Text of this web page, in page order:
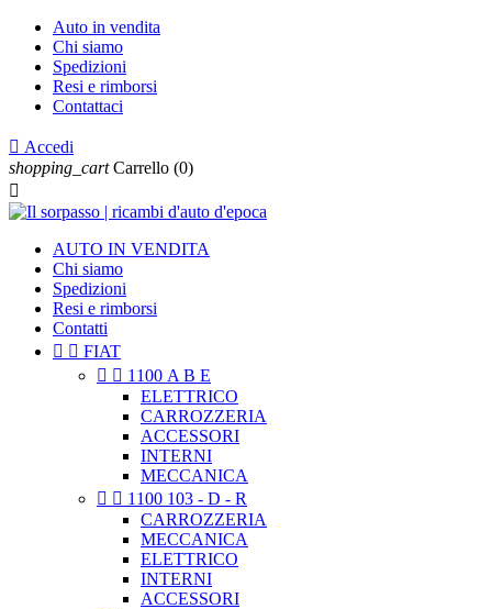
Auto in vendita
Chi siamo
Spedizioni
Resi e rimborsi
Contattaci
 Accedi
shopping_cart Carrello (0)

AUTO IN VENDITA
Chi siamo
Spedizioni
Resi e rimborsi
Contatti
  FIAT
  1100 A B E
ELETTRICO
CARROZZERIA
ACCESSORI
INTERNI
MECCANICA
  1100 103 - D - R
CARROZZERIA
MECCANICA
ELETTRICO
INTERNI
ACCESSORI